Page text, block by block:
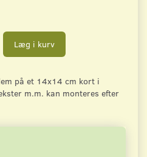
Læg i kurv
på et 14x14 cm kort i
m.m. kan monteres efter